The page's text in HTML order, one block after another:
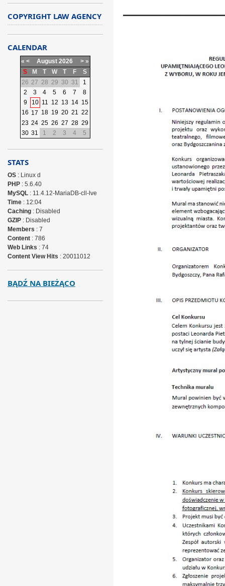
COPYRIGHT LAW AGENCY
CALENDAR
« < August 2026 > »
S
M T W T F
S
26 27 28 29 30 31
1
2
3 4 5 6 7
8
9
10 11 12 13 14 15
16 17 18 19 20 21 22
23 24 25 26 27 28 29
30 31 1 2 3 4 5
STATS
OS: Linux d
PHP: 5.6.40
MySQL: 11.4.12-MariaDB-cll-lve
Time: 12:04
Caching: Disabled
GZIP: Disabled
Members : 7
Content: 786
Web Links : 74
Content View Hits : 20011012
BĄDŹ NA BIEŻĄCO